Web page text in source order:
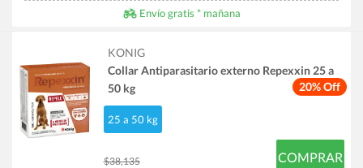
Envío gratis * mañana
20% Off
KONIG
Collar Antiparasitario externo Repexxin 25 a
50 kg
25 a 50 kg
$38,135 COMPRAR